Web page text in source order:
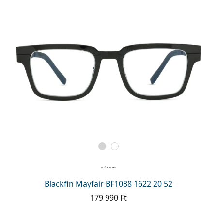
Blackfin Mayfair BF1088 1622 20 52
179 990 Ft